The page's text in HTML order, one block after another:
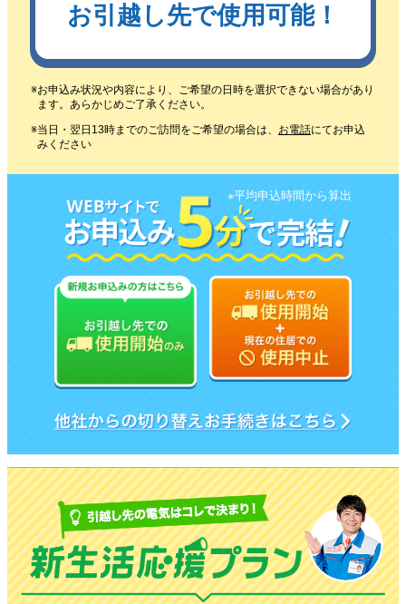
お引越し先で使用可能！
お申込み状況や内容により、ご希望の日時を選択できない場合があり
ます。あらかじめご了承ください。
当日・翌日13時までのご訪問をご希望の場合は、 お電話にてお申込
みください
※平均申込時間から算出